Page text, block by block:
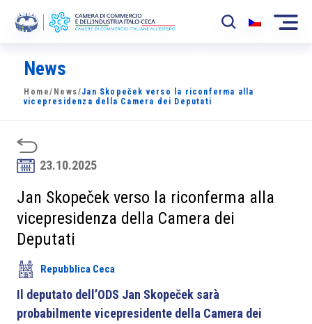
La Camera
News
Sviluppo Mercato
Soci
Partner
Area riservata
News
Home/ News/Jan Skopeček verso la riconferma alla
vicepresidenza della Camera dei Deputati
23.10.2025
Jan Skopeček verso la riconferma alla
vicepresidenza della Camera dei
Deputati
Repubblica Ceca
Il deputato dell’ODS Jan Skopeček sarà
probabilmente vicepresidente della Camera dei